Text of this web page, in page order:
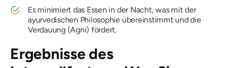
Es minimiert das Essen in der Nacht, was mit der
ayurvedischen Philosophie übereinstimmt und die
Verdauung (Agni) fördert.
Ergebnisse des